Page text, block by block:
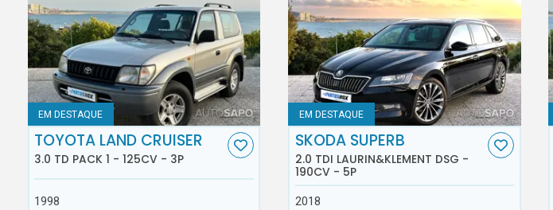
EM DESTAQUE
TOYOTA LAND CRUISER
3.0 TD PACK 1 - 125CV - 3P
1998
EM DESTAQUE
SKODA SUPERB
2.0 TDI LAURIN&KLEMENT DSG -
190CV - 5P
2018